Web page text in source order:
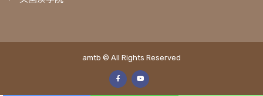
amtb © All Rights Reserved